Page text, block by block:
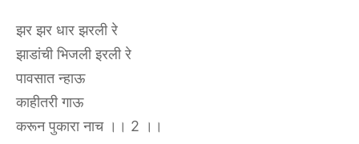
झर झर धार झरली रे
झाडांची भिजली इरली रे
पावसात न्हाऊ
काहीतरी गाऊ
करून पुकारा नाच ।। 2 ।।